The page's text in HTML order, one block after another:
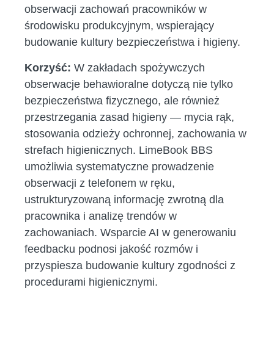
obserwacji zachowań pracowników w
środowisku produkcyjnym, wspierający
budowanie kultury bezpieczeństwa i higieny.
Korzyść: W zakładach spożywczych
obserwacje behawioralne dotyczą nie tylko
bezpieczeństwa fizycznego, ale również
przestrzegania zasad higieny — mycia rąk,
stosowania odzieży ochronnej, zachowania w
strefach higienicznych. LimeBook BBS
umożliwia systematyczne prowadzenie
obserwacji z telefonem w ręku,
ustrukturyzowaną informację zwrotną dla
pracownika i analizę trendów w
zachowaniach. Wsparcie AI w generowaniu
feedbacku podnosi jakość rozmów i
przyspiesza budowanie kultury zgodności z
procedurami higienicznymi.